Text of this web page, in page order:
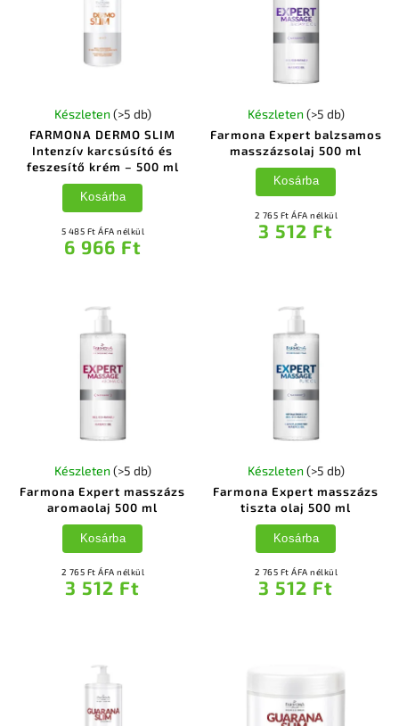
FARMONA DERMO SLIM
Intenzív karcsúsító és
feszesítő krém – 500 ml
Készleten (>5 db)
5 485 Ft ÁFA nélkül
6 966 Ft
Kosárba
Farmona Expert balzsamos
masszázsolaj 500 ml
Készleten (>5 db)
2 765 Ft ÁFA nélkül
3 512 Ft
Kosárba
Farmona Expert masszázs
aromaolaj 500 ml
Készleten (>5 db)
2 765 Ft ÁFA nélkül
3 512 Ft
Kosárba
Farmona Expert masszázs
tiszta olaj 500 ml
Készleten (>5 db)
2 765 Ft ÁFA nélkül
3 512 Ft
Kosárba